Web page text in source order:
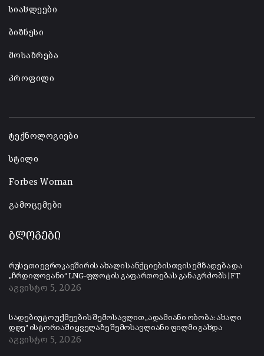
სიახლეები
ბიზნესი
მოსაზრება
პროფილი
ტექნოლოგიები
სტილი
Forbes Woman
გამოცემები
ბლოგები
რუსეთი ევროკავშირის ახალი სანქციებისთვის ემზადება და
„ჩრდილოვანი“ LNG-ფლოტის გაფართოებას განაგრძობს | FT
აგვისტო 5, 2026
სადებიუტო უქმეების შემოსავლით „ადამიანი ობობა: ახალი
დღე“ ისტორიაში ყველაზე შემოსავლიანი ფილმი გახდა
აგვისტო 5, 2026